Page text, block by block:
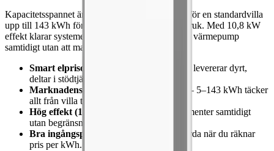
Kapacitetsspannet är extremt — från 5,12 kWh för en standardvilla
upp till 143 kWh för större fastigheter och småbruk. Med 10,8 kW
effekt klarar systemet att ladda en elbil och driva värmepump
samtidigt utan att maxa ut.
Smart elprisoptimering
— laddar billigt, levererar dyrt,
deltar i stödtjänster.
Marknadens största kapacitetsspann
— 5–143 kWh täcker
allt från villa till lantbruk.
Hög effekt (10,8 kW)
— flera storkonsumenter samtidigt
utan begränsning.
Bra ingångspris
— bland de mest prisvärda när du räknar
pris per kWh.